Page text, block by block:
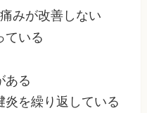
みが改善しない
ている
ある
を繰り返している